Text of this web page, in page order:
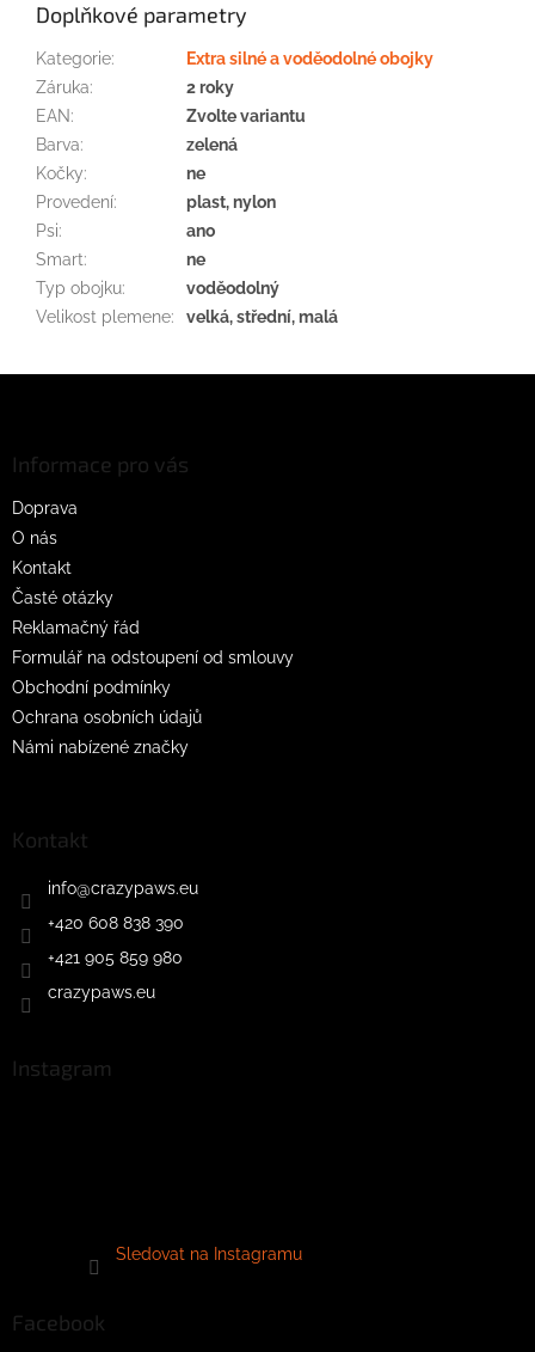
Doplňkové parametry
Kategorie:
Extra silné a voděodolné obojky
Záruka:
2 roky
EAN:
Zvolte variantu
Barva:
zelená
Kočky:
ne
Provedení:
plast, nylon
Psi:
ano
Smart:
ne
Typ obojku:
voděodolný
Velikost plemene: velká, střední, malá
Informace pro vás
Doprava
O nás
Kontakt
Časté otázky
Reklamačný řád
Formulář na odstoupení od smlouvy
Obchodní podmínky
Ochrana osobních údajů
Námi nabízené značky
Kontakt
info@crazypaws.eu
+420 608 838 390
+421 905 859 980
crazypaws.eu
Instagram
Sledovat na Instagramu
Facebook